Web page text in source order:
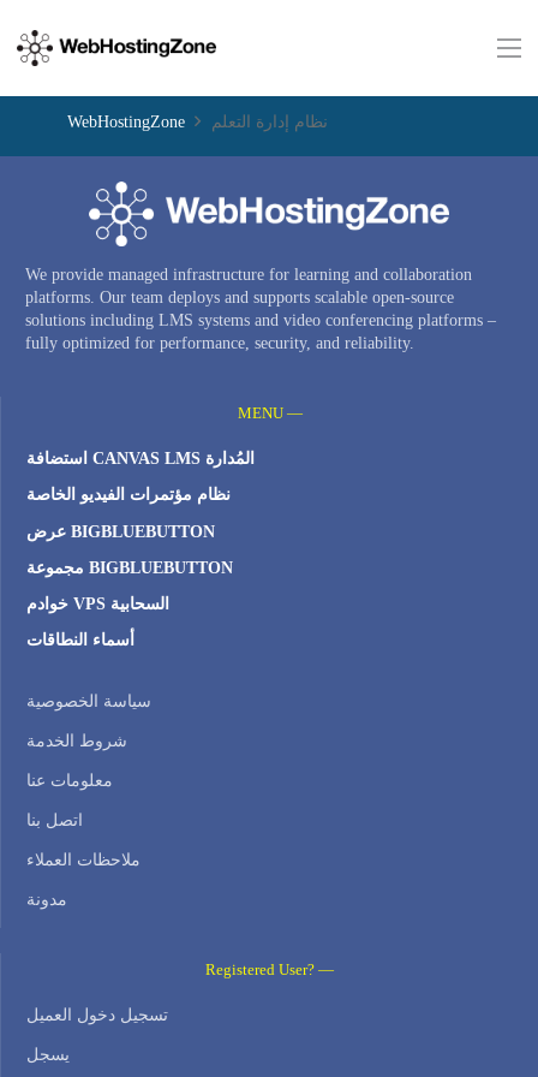
WebHostingZone نظام إدارة التعلم
We provide managed infrastructure for learning and collaboration
platforms. Our team deploys and supports scalable open-source
solutions including LMS systems and video conferencing platforms –
fully optimized for performance, security, and reliability.
MENU —
استضافة CANVAS LMS المُدارة
نظام مؤتمرات الفيديو الخاصة
عرض BIGBLUEBUTTON
مجموعة BIGBLUEBUTTON
خوادم VPS السحابية
أسماء النطاقات
سياسة الخصوصية
شروط الخدمة
معلومات عنا
اتصل بنا
ملاحظات العملاء
مدونة
Registered User? —
تسجيل دخول العميل
يسجل